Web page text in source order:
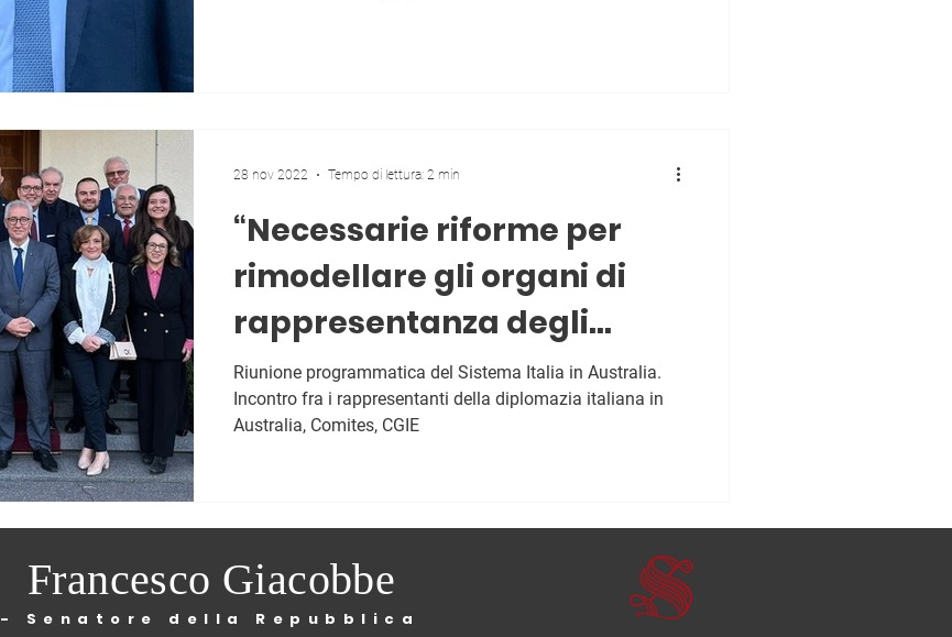
“Necessarie riforme per
rimodellare gli organi di
rappresentanza degli
italiani all'estero”
Riunione programmatica del Sistema Italia in Australia.
Incontro fra i rappresentanti della diplomazia italiana in
Australia, Comites, CGIE
28 nov 2022 Tempo di lettura: 2 min
Francesco Giacobbe
- Senatore della Repubblica